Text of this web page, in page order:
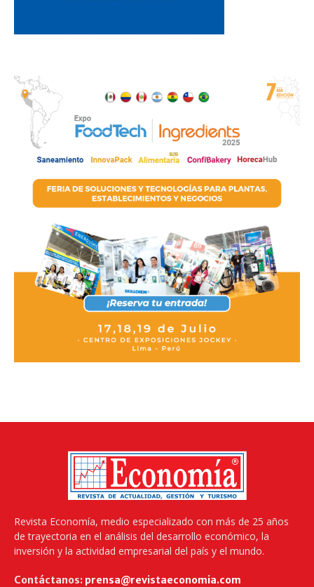
Revista Economía, medio especializado con más de 25 años
de trayectoria en el análisis del desarrollo económico, la
inversión y la actividad empresarial del país y el mundo.
Contáctanos: prensa@revistaeconomia.com